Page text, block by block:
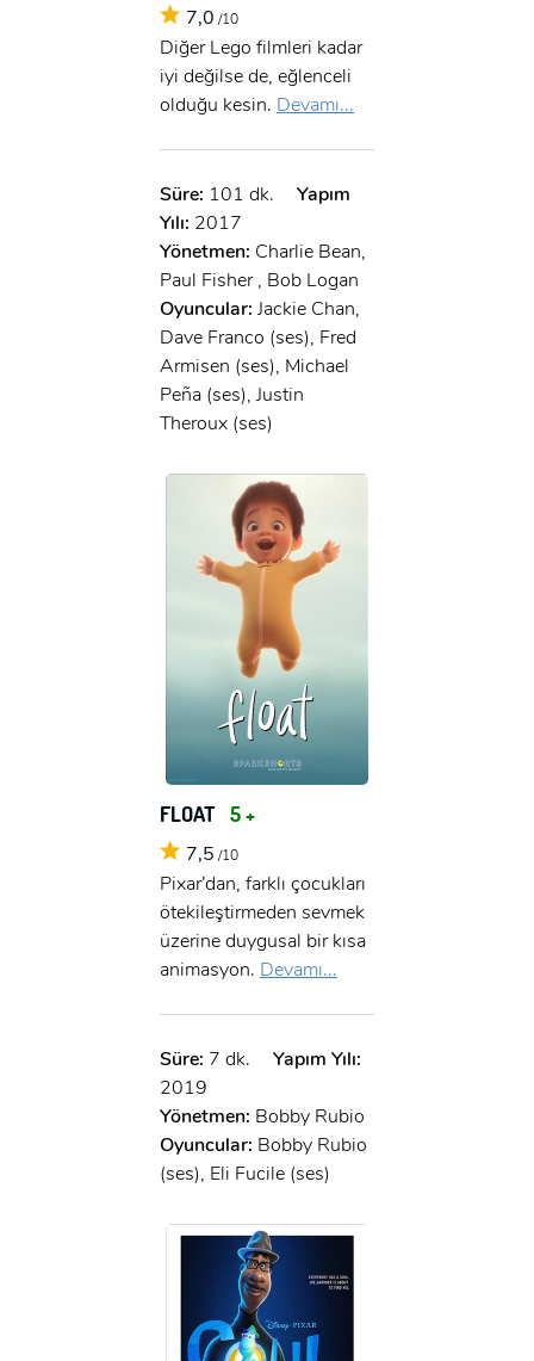
7,0 /10
Diğer Lego filmleri kadar
iyi değilse de, eğlenceli
olduğu kesin. Devamı...
Süre: 101 dk.
Yapım
Yılı: 2017
Yönetmen: Charlie Bean,
Paul Fisher , Bob Logan
Oyuncular: Jackie Chan,
Dave Franco (ses), Fred
Armisen (ses), Michael
Peña (ses), Justin
Theroux (ses)
FLOAT 5 +
7,5 /10
Pixar’dan, farklı çocukları
ötekileştirmeden sevmek
üzerine duygusal bir kısa
animasyon. Devamı...
Süre: 7 dk.
Yapım Yılı:
2019
Yönetmen: Bobby Rubio
Oyuncular: Bobby Rubio
(ses), Eli Fucile (ses)